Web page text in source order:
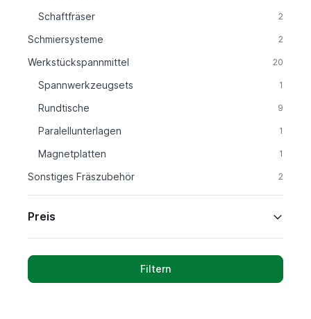
Schaftfräser 2
Schmiersysteme 2
Werkstückspannmittel 20
Spannwerkzeugsets 1
Rundtische 9
Paralellunterlagen 1
Magnetplatten 1
Sonstiges Fräszubehör 2
Preis
Filtern